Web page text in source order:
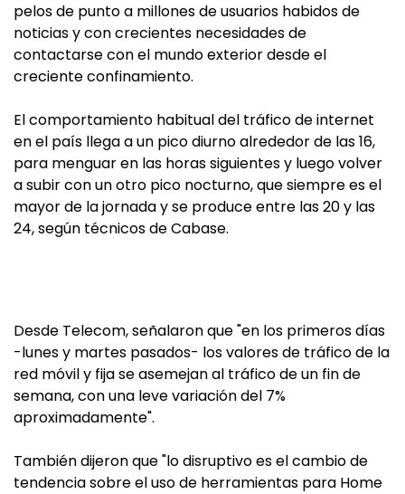
pelos de punto a millones de usuarios habidos de
noticias y con crecientes necesidades de
contactarse con el mundo exterior desde el
creciente confinamiento.
El comportamiento habitual del tráfico de internet
en el país llega a un pico diurno alrededor de las 16,
para menguar en las horas siguientes y luego volver
a subir con un otro pico nocturno, que siempre es el
mayor de la jornada y se produce entre las 20 y las
24, según técnicos de Cabase.
Desde Telecom, señalaron que "en los primeros días
-lunes y martes pasados- los valores de tráfico de la
red móvil y fija se asemejan al tráfico de un fin de
semana, con una leve variación del 7%
aproximadamente".
También dijeron que "lo disruptivo es el cambio de
tendencia sobre el uso de herramientas para Home